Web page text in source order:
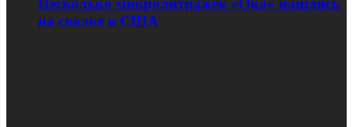
на свалке в США